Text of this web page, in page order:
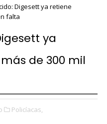
Digesett ya retiene
falta
ya
de 300 mil
Policíacas,